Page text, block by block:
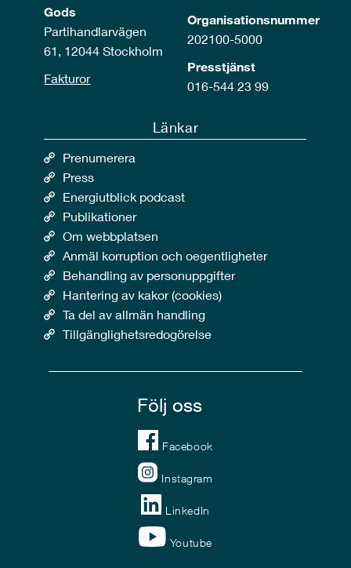
Gods
Partihandlarvägen
61, 12044 Stockholm
Fakturor
Organisationsnummer
202100-5000
Presstjänst
016-544 23 99
Länkar
Prenumerera
Press
Energiutblick podcast
Publikationer
Om webbplatsen
Anmäl korruption och oegentligheter
Behandling av personuppgifter
Hantering av kakor (cookies)
Ta del av allmän handling
Tillgänglighetsredogörelse
Följ oss
Facebook
Instagram
LinkedIn
Youtube